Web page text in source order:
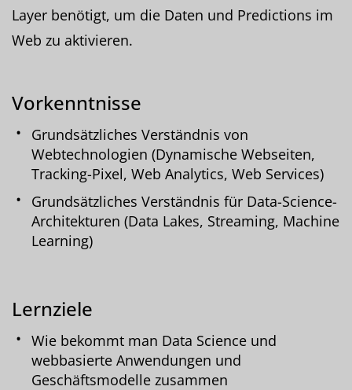
Layer benötigt, um die Daten und Predictions im
Web zu aktivieren.
Vorkenntnisse
Grundsätzliches Verständnis von
Webtechnologien (Dynamische Webseiten,
Tracking-Pixel, Web Analytics, Web Services)
Grundsätzliches Verständnis für Data-Science-
Architekturen (Data Lakes, Streaming, Machine
Learning)
Lernziele
Wie bekommt man Data Science und
webbasierte Anwendungen und
Geschäftsmodelle zusammen